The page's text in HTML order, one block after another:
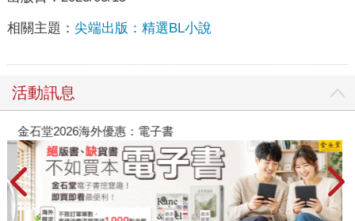
相關主題： 尖端出版：精選BL小說
活動訊息
金石堂2026海外優惠：電子書